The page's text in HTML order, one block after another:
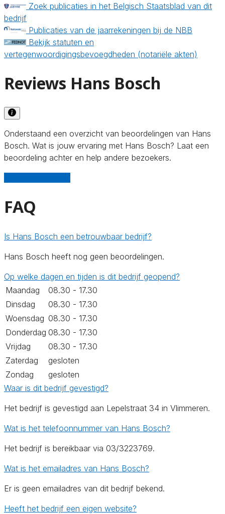
Zoek publicaties in het Belgisch Staatsblad van dit
bedrijf
Publicaties van de jaarrekeningen bij de NBB
Bekijk statuten en
vertegenwoordigingsbevoegdheden (notariële akten)
Reviews Hans Bosch
Onderstaand een overzicht van beoordelingen van Hans
Bosch. Wat is jouw ervaring met Hans Bosch? Laat een
beoordeling achter en help andere bezoekers.
FAQ
Is Hans Bosch een betrouwbaar bedrijf?
Hans Bosch heeft nog geen beoordelingen.
Op welke dagen en tijden is dit bedrijf geopend?
Maandag
08.30 - 17.30
Dinsdag
08.30 - 17.30
Woensdag 08.30 - 17.30
Donderdag 08.30 - 17.30
Vrijdag
08.30 - 17.30
Zaterdag
gesloten
Zondag
gesloten
Waar is dit bedrijf gevestigd?
Het bedrijf is gevestigd aan Lepelstraat 34 in Vlimmeren.
Wat is het telefoonnummer van Hans Bosch?
Het bedrijf is bereikbaar via 03/3223769.
Wat is het emailadres van Hans Bosch?
Er is geen emailadres van dit bedrijf bekend.
Heeft het bedrijf een eigen website?